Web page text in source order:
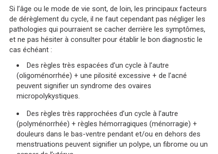
Si l’âge ou le mode de vie sont, de loin, les principaux facteurs
de dérèglement du cycle, il ne faut cependant pas négliger les
pathologies qui pourraient se cacher derrière les symptômes,
et ne pas hésiter à consulter pour établir le bon diagnostic le
cas échéant :
Des règles très espacées d’un cycle à l’autre
(oligoménorrhée) + une pilosité excessive + de l’acné
peuvent signifier un syndrome des ovaires
micropolykystiques.
Des règles très rapprochées d’un cycle à l’autre
(polyménorrhée) + règles hémorragiques (ménorragie) +
douleurs dans le bas-ventre pendant et/ou en dehors des
menstruations peuvent signifier un polype, un fibrome ou un